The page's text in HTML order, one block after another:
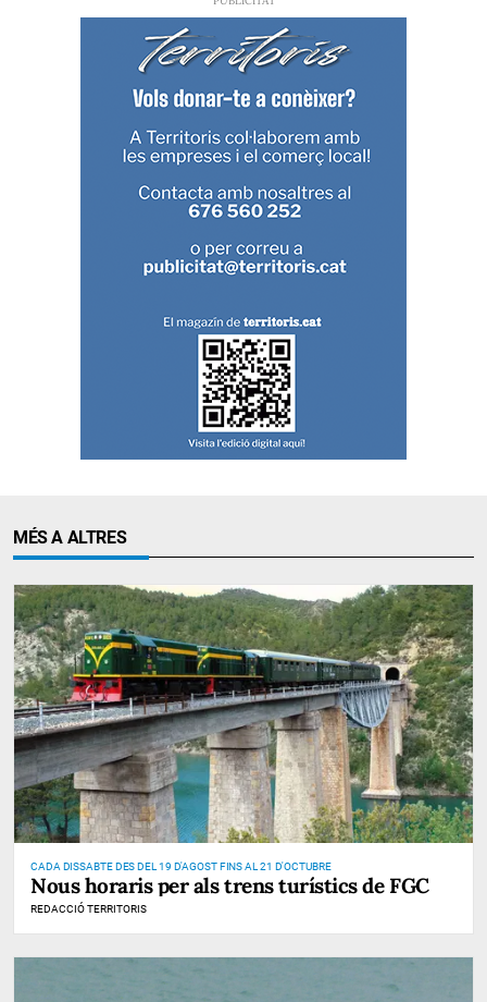
MÉS A ALTRES
CADA DISSABTE DES DEL 19 D'AGOST FINS AL 21 D'OCTUBRE
Nous horaris per als trens turístics de FGC
REDACCIÓ TERRITORIS